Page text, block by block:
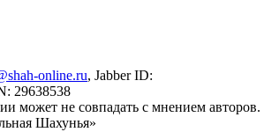
online.ru, Jabber ID:
29638538
может не совпадать с мнением авторов.
Шахунья»